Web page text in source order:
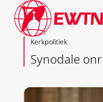
Kerkpolitiek
Synodale